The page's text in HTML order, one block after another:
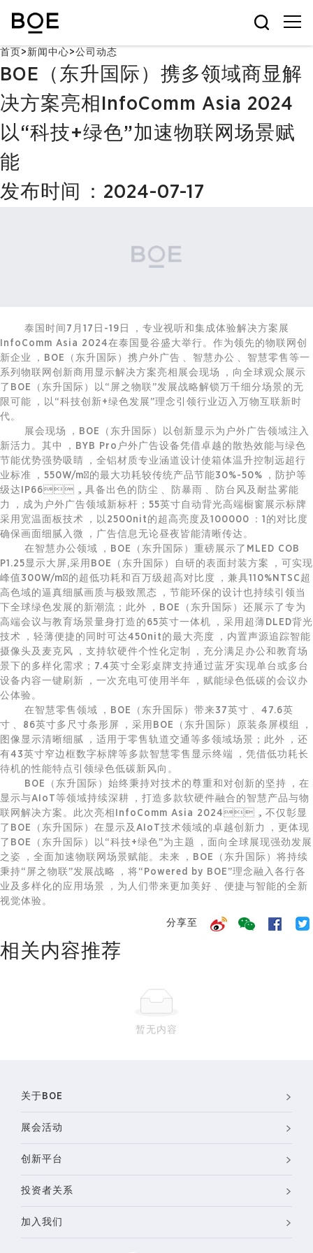
首页 > 新闻中心>公司动态
BOE（东升国际）携多领域商显解
决方案亮相InfoComm Asia 2024
以“科技+绿色”加速物联网 场景赋
能
发布时间：2024-07-17
泰国时间7月17日-19日，专业视听和集成体验解决方案展
InfoComm Asia 2024在泰国曼谷盛大举行。作为领先的 物联网 创
新企业，BOE（东升国际）携户外广告、智慧办公、 智慧零售 等一
系列 物联网 创新商用显示解决方案亮相展会现场，向全球观众展示
了BOE（东升国际）以“屏之物联”发展战略解锁万千细分场景的无
限可能，以“科技创新+绿色发展”理念引领行业迈入万物互联新时
代。
展会现场，BOE（东升国际）以创新显示为户外广告领域注入
新活力。其中，BYB Pro户外广告设备凭借卓越的散热效能与绿色
节能优势强势吸睛，全铝材质专业涵道设计使箱体温升控制远超行
业标准，550W/m²的最大功耗较传统产品节能30%-50%，防护等
级达IP66，具备出色的防尘、防暴雨、防台风及耐盐雾能
力，成为户外广告领域新标杆；55英寸自动背光高端橱窗展示标牌
采用宽温面板技术，以2500nit的超高亮度及100000：1的对比度
确保画面细腻入微，广告信息无论昼夜皆能清晰传达。
在智慧办公领域，BOE（东升国际）重磅展示了MLED COB
P1.25显示大屏,采用BOE（东升国际）自研的表面封装方案，可实现
峰值300W/m²的超低功耗和百万级超高对比度，兼具110%NTSC超
高色域的逼真细腻画质与极致黑态，节能环保的设计也持续引领当
下全球绿色发展的新潮流；此外，BOE（东升国际）还展示了专为
高端会议与教育场景量身打造的65英寸一体机，采用超薄DLED背光
技术，轻薄便捷的同时可达450nit的最大亮度，内置声源追踪智能
摄像头及麦克风，支持软硬件个性化定制，充分满足办公和教育场
景下的多样化需求；7.4英寸全彩桌牌支持通过蓝牙实现单台或多台
设备内容一键刷新，一次充电可使用半年，赋能绿色低碳的会议办
公体验。
在 智慧零售 领域，BOE（东升国际）带来37英寸、47.6英
寸、86英寸多尺寸条形屏，采用BOE（东升国际）原装条屏模组，
图像显示清晰细腻，适用于零售轨道交通等多领域场景；此外，还
有43英寸窄边框数字标牌等多款 智慧零售 显示终端，凭借低功耗长
待机的性能特点引领绿色低碳新风向。
BOE（东升国际）始终秉持对技术的尊重和对创新的坚持，在
显示与AIoT等领域持续深耕，打造多款软硬件融合的智慧产品与物
联网 解决方案。此次亮相InfoComm Asia 2024，不仅彰显
了BOE（东升国际）在显示及AIoT技术领域的卓越创新力，更体现
了BOE（东升国际）以“科技+绿色”为主题，面向全球展现强劲发展
之姿，全面加速 物联网 场景赋能。未来，BOE（东升国际）将持续
秉持“屏之物联”发展战略，将“Powered by BOE”理念融入各行各
业及多样化的应用场景，为人们带来更加美好、便捷与智能的全新
视觉体验。
分享至
相关内容推荐
暂无内容
关于BOE
展会活动
创新平台
投资者关系
加入我们